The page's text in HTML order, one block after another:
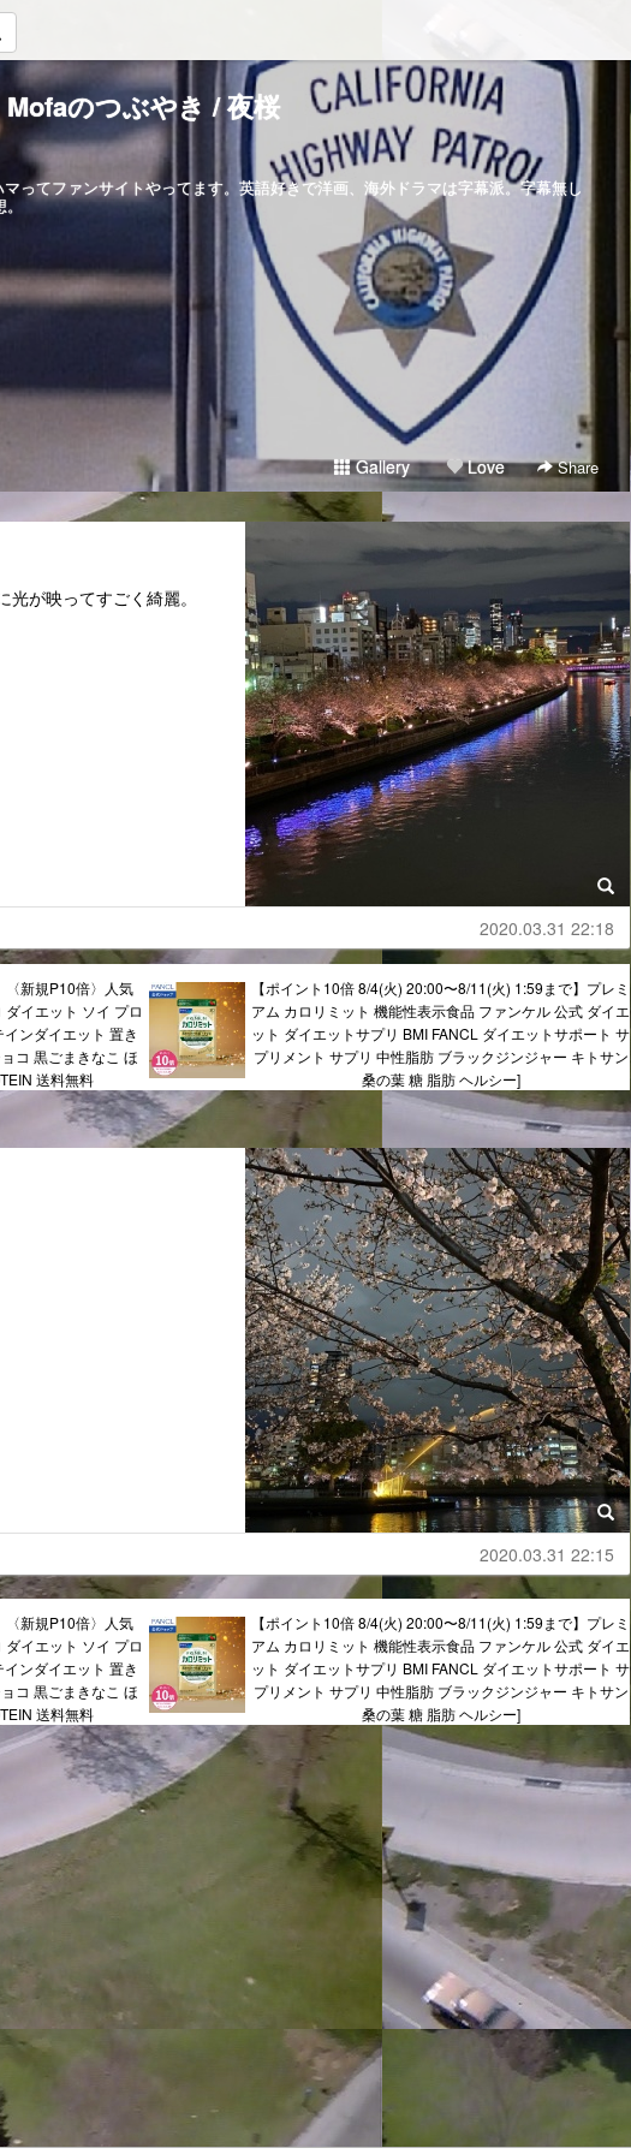
Mofaのつぶやき / 夜桜
ってファンサイトやってます。英語好きで洋画、海外ドラマは字幕派。字幕無し
Gallery Love Share
が映ってすごく綺麗。
2020.03.31 22:18
〈新規P10倍〉人気
イエット ソイ プロ
ンダイエット 置き
コ 黒ごまきなこ ほ
送料無料
【ポイント10倍 8/4(火) 20:00〜8/11(火) 1:59まで】プレミ
アム カロリミット 機能性表示食品 ファンケル 公式 ダイエ
ット ダイエットサプリ BMI FANCL ダイエットサポート サ
プリメント サプリ 中性脂肪 ブラックジンジャー キトサン
桑の葉 糖 脂肪 ヘルシー]
2020.03.31 22:15
〈新規P10倍〉人気
イエット ソイ プロ
ンダイエット 置き
コ 黒ごまきなこ ほ
送料無料
【ポイント10倍 8/4(火) 20:00〜8/11(火) 1:59まで】プレミ
アム カロリミット 機能性表示食品 ファンケル 公式 ダイエ
ット ダイエットサプリ BMI FANCL ダイエットサポート サ
プリメント サプリ 中性脂肪 ブラックジンジャー キトサン
桑の葉 糖 脂肪 ヘルシー]